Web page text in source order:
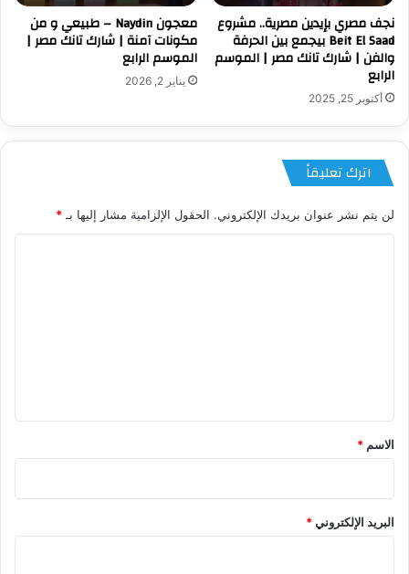
نجف مصري بإيدين مصرية.. مشروع
Beit El Saad بيجمع بين الحرفة
والفن | شارك تانك مصر | الموسم
الرابع
أكتوبر 25, 2025
معجون Naydin – طبيعي و من
مكونات آمنة | شارك تانك مصر |
الموسم الرابع
يناير 2, 2026
اترك تعليقاً
لن يتم نشر عنوان بريدك الإلكتروني. الحقول الإلزامية مشار إليها بـ *
*
الاسم *
البريد الإلكتروني*